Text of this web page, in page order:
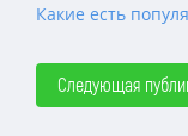
Какие есть
Следующая